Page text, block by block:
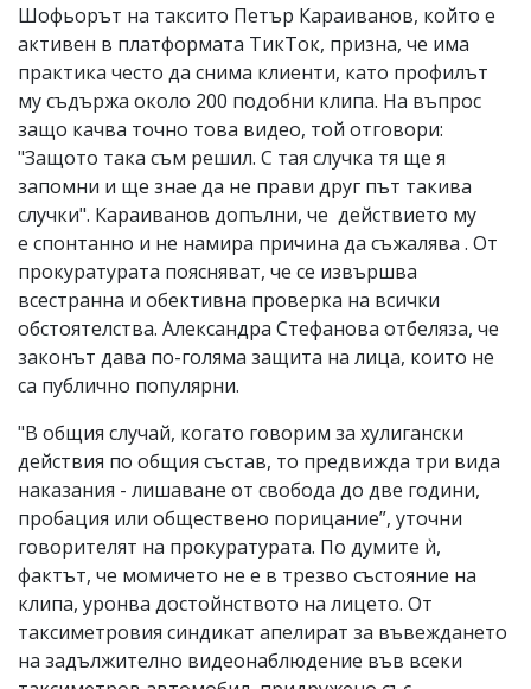
Шофьорът на таксито Петър Караиванов, който е
активен в платформата ТикТок, призна, че има
практика често да снима клиенти, като профилът
му съдържа около 200 подобни клипа. На въпрос
защо качва точно това видео, той отговори:
"Защото така съм решил. С тая случка тя ще я
запомни и ще знае да не прави друг път такива
случки". Караиванов допълни, че действието му
е спонтанно и не намира причина да съжалява . От
прокуратурата поясняват, че се извършва
всестранна и обективна проверка на всички
обстоятелства. Александра Стефанова отбеляза, че
законът дава по-голяма защита на лица, които не
са публично популярни.
"В общия случай, когато говорим за хулигански
действия по общия състав, то предвижда три вида
наказания - лишаване от свобода до две години,
пробация или обществено порицание”, уточни
говорителят на прокуратурата. По думите ѝ,
фактът, че момичето не е в трезво състояние на
клипа, уронва достойнството на лицето. От
таксиметровия синдикат апелират за въвеждането
на задължително видеонаблюдение във всеки